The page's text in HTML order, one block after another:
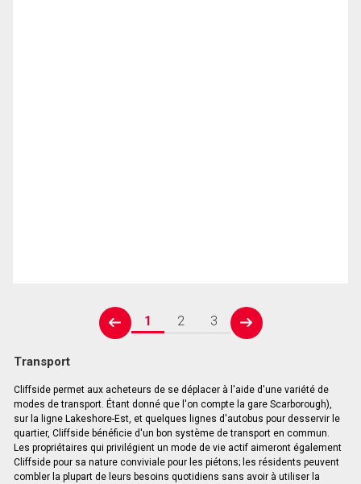
prev
1 2 3
next
Transport
Cliffside permet aux acheteurs de se déplacer à l'aide d'une variété de
modes de transport. Étant donné que l'on compte la gare Scarborough),
sur la ligne Lakeshore-Est, et quelques lignes d'autobus pour desservir le
quartier, Cliffside bénéficie d'un bon système de transport en commun.
Les propriétaires qui privilégient un mode de vie actif aimeront également
Cliffside pour sa nature conviviale pour les piétons; les résidents peuvent
combler la plupart de leurs besoins quotidiens sans avoir à utiliser la